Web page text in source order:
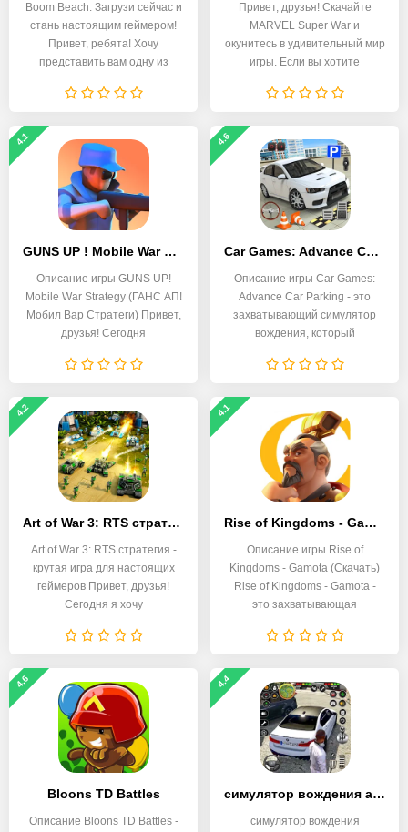
Boom Beach: Загрузи сейчас и
стань настоящим геймером!
Привет, ребята! Хочу
представить вам одну из
Привет, друзья! Скачайте
MARVEL Super War и
окунитесь в удивительный мир
игры. Если вы хотите
4.1
GUNS UP ! Mobile War Strategy
Описание игры GUNS UP!
Mobile War Strategy (ГАНС АП!
Мобил Вар Стратеги) Привет,
друзья! Сегодня
4.6
Car Games: Advance Car Parking
Описание игры Car Games:
Advance Car Parking - это
захватывающий симулятор
вождения, который
4.2
Art of War 3: RTS стратегия
Art of War 3: RTS стратегия -
крутая игра для настоящих
геймеров Привет, друзья!
Сегодня я хочу
4.1
Rise of Kingdoms - Gamota
Описание игры Rise of
Kingdoms - Gamota (Скачать)
Rise of Kingdoms - Gamota -
это захватывающая
4.6
Bloons TD Battles
Описание Bloons TD Battles -
4.4
симулятор вождения автомобиля
симулятор вождения